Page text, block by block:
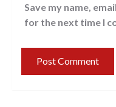
Save my name,
for the next time I